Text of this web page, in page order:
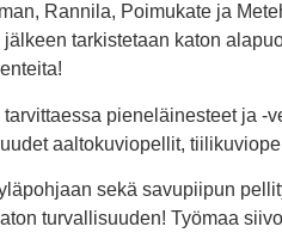
Rannila, Poimukate ja
tarkistetaan katon
pieneläinesteet ja -
aaltokuviopellit,
sekä savupiipun
turvallisuuden! Työmaa